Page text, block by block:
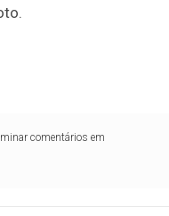
comentários em